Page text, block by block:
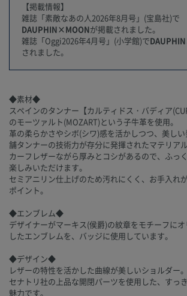
【掲載情報】
雑誌「素敵なあの人2026年8月号」(宝島社)で
DAUPHIN×MOONが掲載されました。
雑誌「Oggi2026年4月号」(小学館)で
されました。
◆素材◆
スペインのタンナー【カルティドス・バディア
のモーツァルト(MOZART)という子牛革を使用。
革の柔らかさやシボ(シワ)感を活かしつつ、美し
舗タンナーの技術力が存分に発揮されたマテリアル
カーフレザーながら厚みとコシがあるので、ふっ
楽しみいただけます。
セミアニリン仕上げのため汚れにくく、お手入れ
ポイント。
◆エンブレム◆
デザイナーがマーキス(侯爵)の紋章をモチーフに
したエンブレムを、バッジに使用しています。
◆デザイン◆
レザーの特性を活かした曲線が美しいショルダー。
セナトリ社の上品な開閉パーツを使用した、すっ
魅力です。